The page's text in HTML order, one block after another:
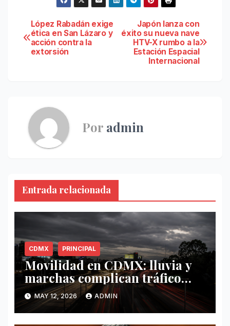
Navegación
de
Japón lanza con
éxito su nueva nave
HTV-X rumbo a la
Estación Espacial
Internacional
López Rabadán exige
ética en San Lázaro y
acción contra la
extorsión
Por admin
Entrada relacionada
CDMX PRINCIPAL
Movilidad en CDMX: lluvia y
marchas complican tráfico
este 12 de mayo
MAY 12, 2026 ADMIN